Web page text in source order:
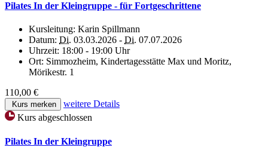
Pilates In der Kleingruppe - für Fortgeschrittene
Kursleitung: Karin Spillmann
Datum: Di. 03.03.2026 - Di. 07.07.2026
Uhrzeit: 18:00 - 19:00 Uhr
Ort: Simmozheim, Kindertagesstätte Max und Moritz,
Mörikestr. 1
110,00 €
Kurs merken
weitere Details
Kurs abgeschlossen
Pilates In der Kleingruppe